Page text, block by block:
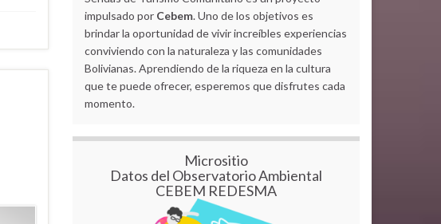
impulsado por Cebem. Uno de los objetivos es
brindar la oportunidad de vivir increíbles experiencias
conviviendo con la naturaleza y las comunidades
Bolivianas. Aprendiendo de la riqueza en la cultura
que te puede ofrecer, esperemos que disfrutes cada
momento.
Micrositio
Datos del Observatorio Ambiental
CEBEM REDESMA